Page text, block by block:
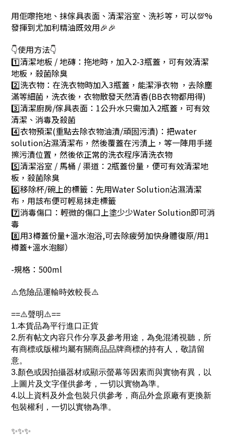
用佢嚟拖地、抹傢具表面、清潔浴室、洗衫等，可以💯%
發揮到尤加利精油既效用🎉🎉
👇使用方法👇
1️⃣清潔地板 / 地磚：拖地時，加入2-3瓶蓋，可有效清潔
地板，殺菌除臭
2️⃣洗衣物：在洗衣物時加入3瓶蓋，能潔淨衣物 ，去除塵
滿等細菌，洗衣後，衣物散發天然清香(BB衣物都用得)
3️⃣清潔廚房/傢具表面：1公升水只需加入2瓶蓋，可有效
清潔、消毒及殺菌
4️⃣衣物預潔(重點去除衣物油漬/頑固污漬)：把water
solution沾濕清潔布，然後覆蓋在污漬上，等一陣用手搓
擦污漬位置，然後依正常的洗衣程序清洗衣物
5️⃣清潔浴室 / 馬桶 / 渠道：2瓶蓋份量，便可有效清潔地
板，殺菌除臭
6️⃣移除杯/碗上的標籤：先用Water Solution沾濕清潔
布，用該布便可輕易抹走標籤
7️⃣消毒傷口：輕微的傷口上塗少少Water Solution即可消
毒
8️⃣用3樽蓋份量+溫水泡浴,可去除疲勞加快身體復原/用1
樽蓋+溫水泡腳）
-規格：500ml
⚠️危險品運輸時效較長⚠️
==⚠️聲明⚠️==
1.本貨品為平行進口正貨
2.所有帖文內容只作分享及參考用途，為免混淆視聽，所
有商標或版權均屬有關商品品牌商標的持有人，敬請留
意。
3.顏色或因拍攝器材或顯示螢幕等因素而與實物有異，以
上圖片及文字僅供參考，一切以實物為準。
4.以上資料及外盒包裝只供參考，商品外盒原廠有更換新
包裝權利，一切以實物為準。
✨✨✨